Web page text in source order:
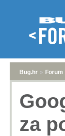
Bug.hr » Forum
za